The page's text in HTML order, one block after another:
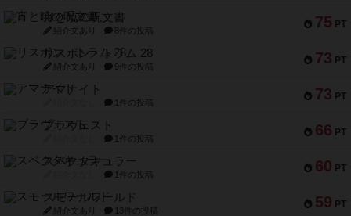
75 PT
宵と暁の呪文書
紹介文あり 8件の投稿
73 PT
リスボン・トラム 28
紹介文あり 9件の投稿
73 PT
アマナイト
1件の投稿
66 PT
ブラヴェスト
1件の投稿
60 PT
スペクタキュラー
1件の投稿
59 PT
スモールワールド
紹介文あり 13件の投稿